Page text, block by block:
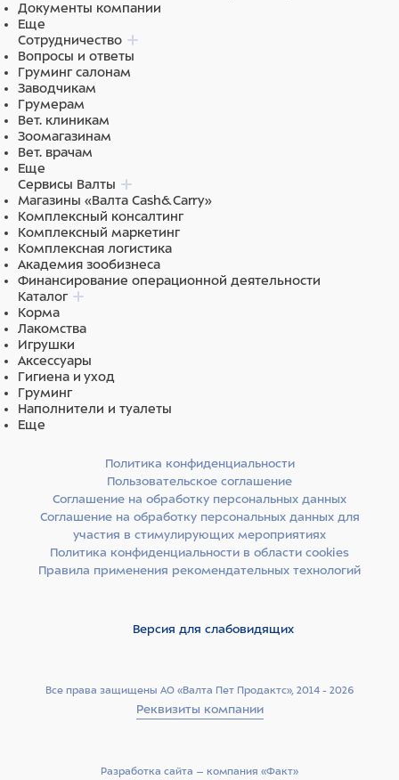
Документы компании
Еще
Сотрудничество
Вопросы и ответы
Груминг салонам
Заводчикам
Грумерам
Вет. клиникам
Зоомагазинам
Вет. врачам
Еще
Сервисы Валты
Магазины «Валта Cash&Carry»
Комплексный консалтинг
Комплексный маркетинг
Комплексная логистика
Академия зообизнеса
Финансирование операционной деятельности
Каталог
Корма
Лакомства
Игрушки
Аксессуары
Гигиена и уход
Груминг
Наполнители и туалеты
Еще
Все права защищены АО «Валта Пет Продактс», 2014 - 2026
Реквизиты компании
Политика конфиденциальности
Пользовательское соглашение
Соглашение на обработку персональных данных
Соглашение на обработку персональных данных для
участия в стимулирующих мероприятиях
Политика конфиденциальности в области cookies
Правила применения рекомендательных технологий
Версия для слабовидящих
Разработка сайта –­ компания «Факт»